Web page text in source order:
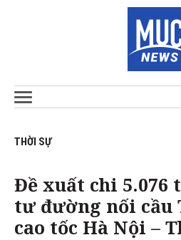
THỜI SỰ
Đề xuất chi 5.076
tư đường nối cầu
cao tốc Hà Nội –